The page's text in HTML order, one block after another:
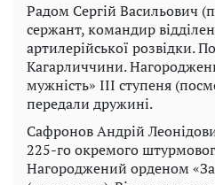
Радом Сергій Васильович
сержант, командир
артилерійської розвідки.
Кагарличчини.
мужність» III ступеня
передали дружині.
Сафронов Андрій
225-го окремого
Нагороджений орденом